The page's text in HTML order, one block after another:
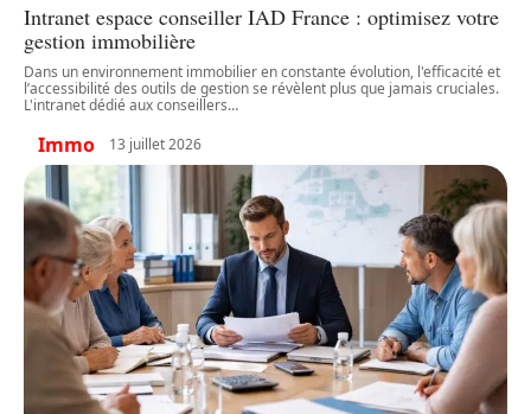
Intranet espace conseiller IAD France : optimisez votre
gestion immobilière
Dans un environnement immobilier en constante évolution, l'efficacité et
l’accessibilité des outils de gestion se révèlent plus que jamais cruciales.
L'intranet dédié aux conseillers…
Immo 13 juillet 2026